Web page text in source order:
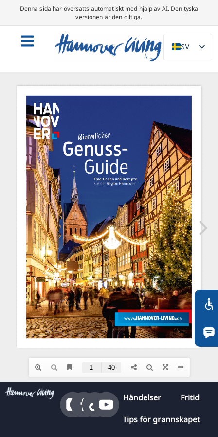
Denna sida har översatts automatiskt med hjälp av AI. Den tyska
versionen är den giltiga.
SV
DE
NL
ES
DA
FR
PT
TR
RU
FI
ZH
KO
JA
UK
BG
Händelser Fritid
Tips för grannskapet